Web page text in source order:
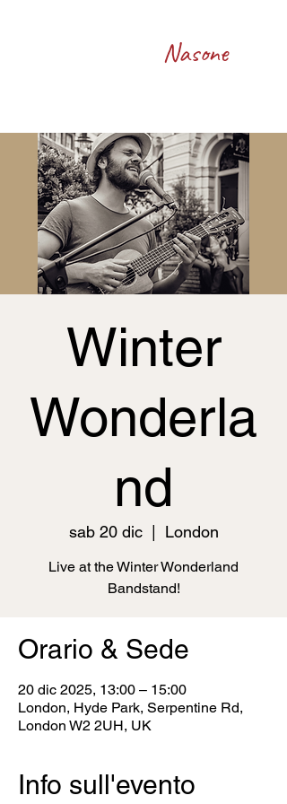
Nasone
Winter
Wonderla
nd
sab 20 dic
  |
London
Live at the Winter Wonderland
Bandstand!
Orario & Sede
20 dic 2025, 13:00 – 15:00
London, Hyde Park, Serpentine Rd,
London W2 2UH, UK
Info sull'evento